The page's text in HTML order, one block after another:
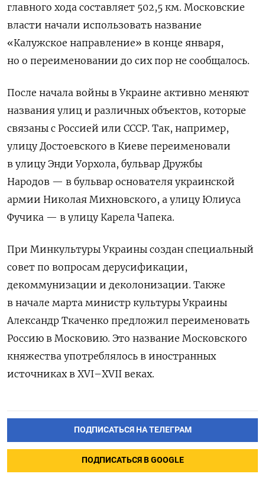
главного хода составляет 502,5 км. Московские
власти начали использовать название
«Калужское направление» в конце января,
но о переименовании до сих пор не сообщалось.
После начала войны в Украине активно меняют
названия улиц и различных объектов, которые
связаны с Россией или СССР. Так, например,
улицу Достоевского в Киеве переименовали
в улицу Энди Уорхола, бульвар Дружбы
Народов — в бульвар основателя украинской
армии Николая Михновского, а улицу Юлиуса
Фучика — в улицу Карела Чапека.
При Минкультуры Украины создан специальный
совет по вопросам дерусификации,
декоммунизации и деколонизации. Также
в начале марта министр культуры Украины
Александр Ткаченко предложил переименовать
Россию в Московию. Это название Московского
княжества употреблялось в иностранных
источниках в XVI–XVII веках.
ПОДПИСАТЬСЯ НА ТЕЛЕГРАМ
ПОДПИСАТЬСЯ В GOOGLE